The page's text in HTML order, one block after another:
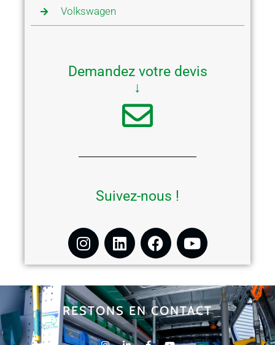
Volkswagen
Demandez votre devis
↓
Suivez-nous !
RESTONS EN CONTACT